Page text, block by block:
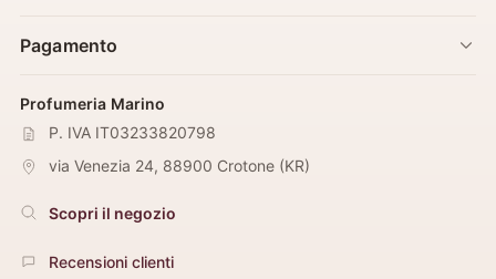
Pagamento
Profumeria Marino
P. IVA IT03233820798
via Venezia 24, 88900 Crotone (KR)
Scopri il negozio
Recensioni clienti